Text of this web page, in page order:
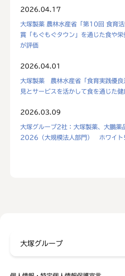
2026.04.17
大塚製薬 農林水産省「第10回 食育
賞「もぐもぐタウン」を通じた食や
が評価
2026.04.01
大塚製薬 農林水産省「食育実践優
見とサービスを活かして食を通じた
2026.03.09
大塚グループ2社：大塚製薬、大鵬
2026（大規模法人部門） ホワイ
大塚グループ